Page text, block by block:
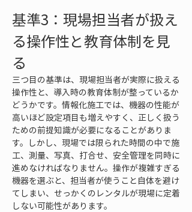
基準3：現場担当者が扱え
る操作性と教育体制を見
る
三つ目の基準は、現場担当者が実際に扱える
操作性と、導入時の教育体制が整っているか
どうかです。情報化施工では、機器の性能が
高いほど設定項目も増えやすく、正しく扱う
ための前提知識が必要になることがありま
す。しかし、現場では限られた時間の中で施
工、測量、写真、打合せ、安全管理を同時に
進めなければなりません。操作が複雑すぎる
機器を選ぶと、担当者が使うこと自体を避け
てしまい、せっかくのレンタルが現場に定着
しない可能性があります。